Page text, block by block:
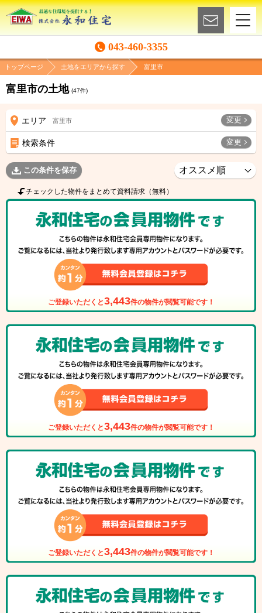
043-460-3355
トップページ 土地をエリアから探す 富里市
富里市の土地 (47件)
エリア 富里市 変更
検索条件 変更
この条件を保存
チェックした物件をまとめて資料請求（無料）
ご登録いただくと3,443件の物件が閲覧可能です！
ご登録いただくと3,443件の物件が閲覧可能です！
ご登録いただくと3,443件の物件が閲覧可能です！